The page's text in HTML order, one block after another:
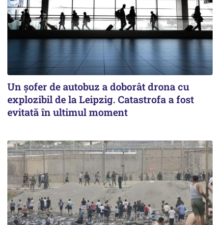
Un șofer de autobuz a doborât drona cu
explozibil de la Leipzig. Catastrofa a fost
evitată în ultimul moment